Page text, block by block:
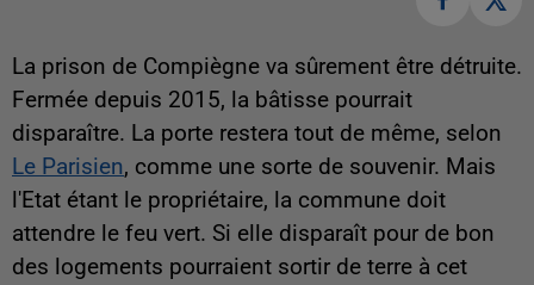
La prison de Compiègne va sûrement être détruite.
Fermée depuis 2015, la bâtisse pourrait
disparaître. La porte restera tout de même, selon
Le Parisien, comme une sorte de souvenir. Mais
l'Etat étant le propriétaire, la commune doit
attendre le feu vert. Si elle disparaît pour de bon
des logements pourraient sortir de terre à cet